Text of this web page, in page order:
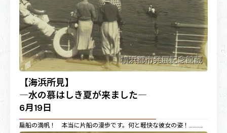
【海浜所見】
―水の慕はしき夏が来ました―
6月19日
扁船の満帆！ 本当に片船の漫歩です。何と軽快な彼女の姿！…………